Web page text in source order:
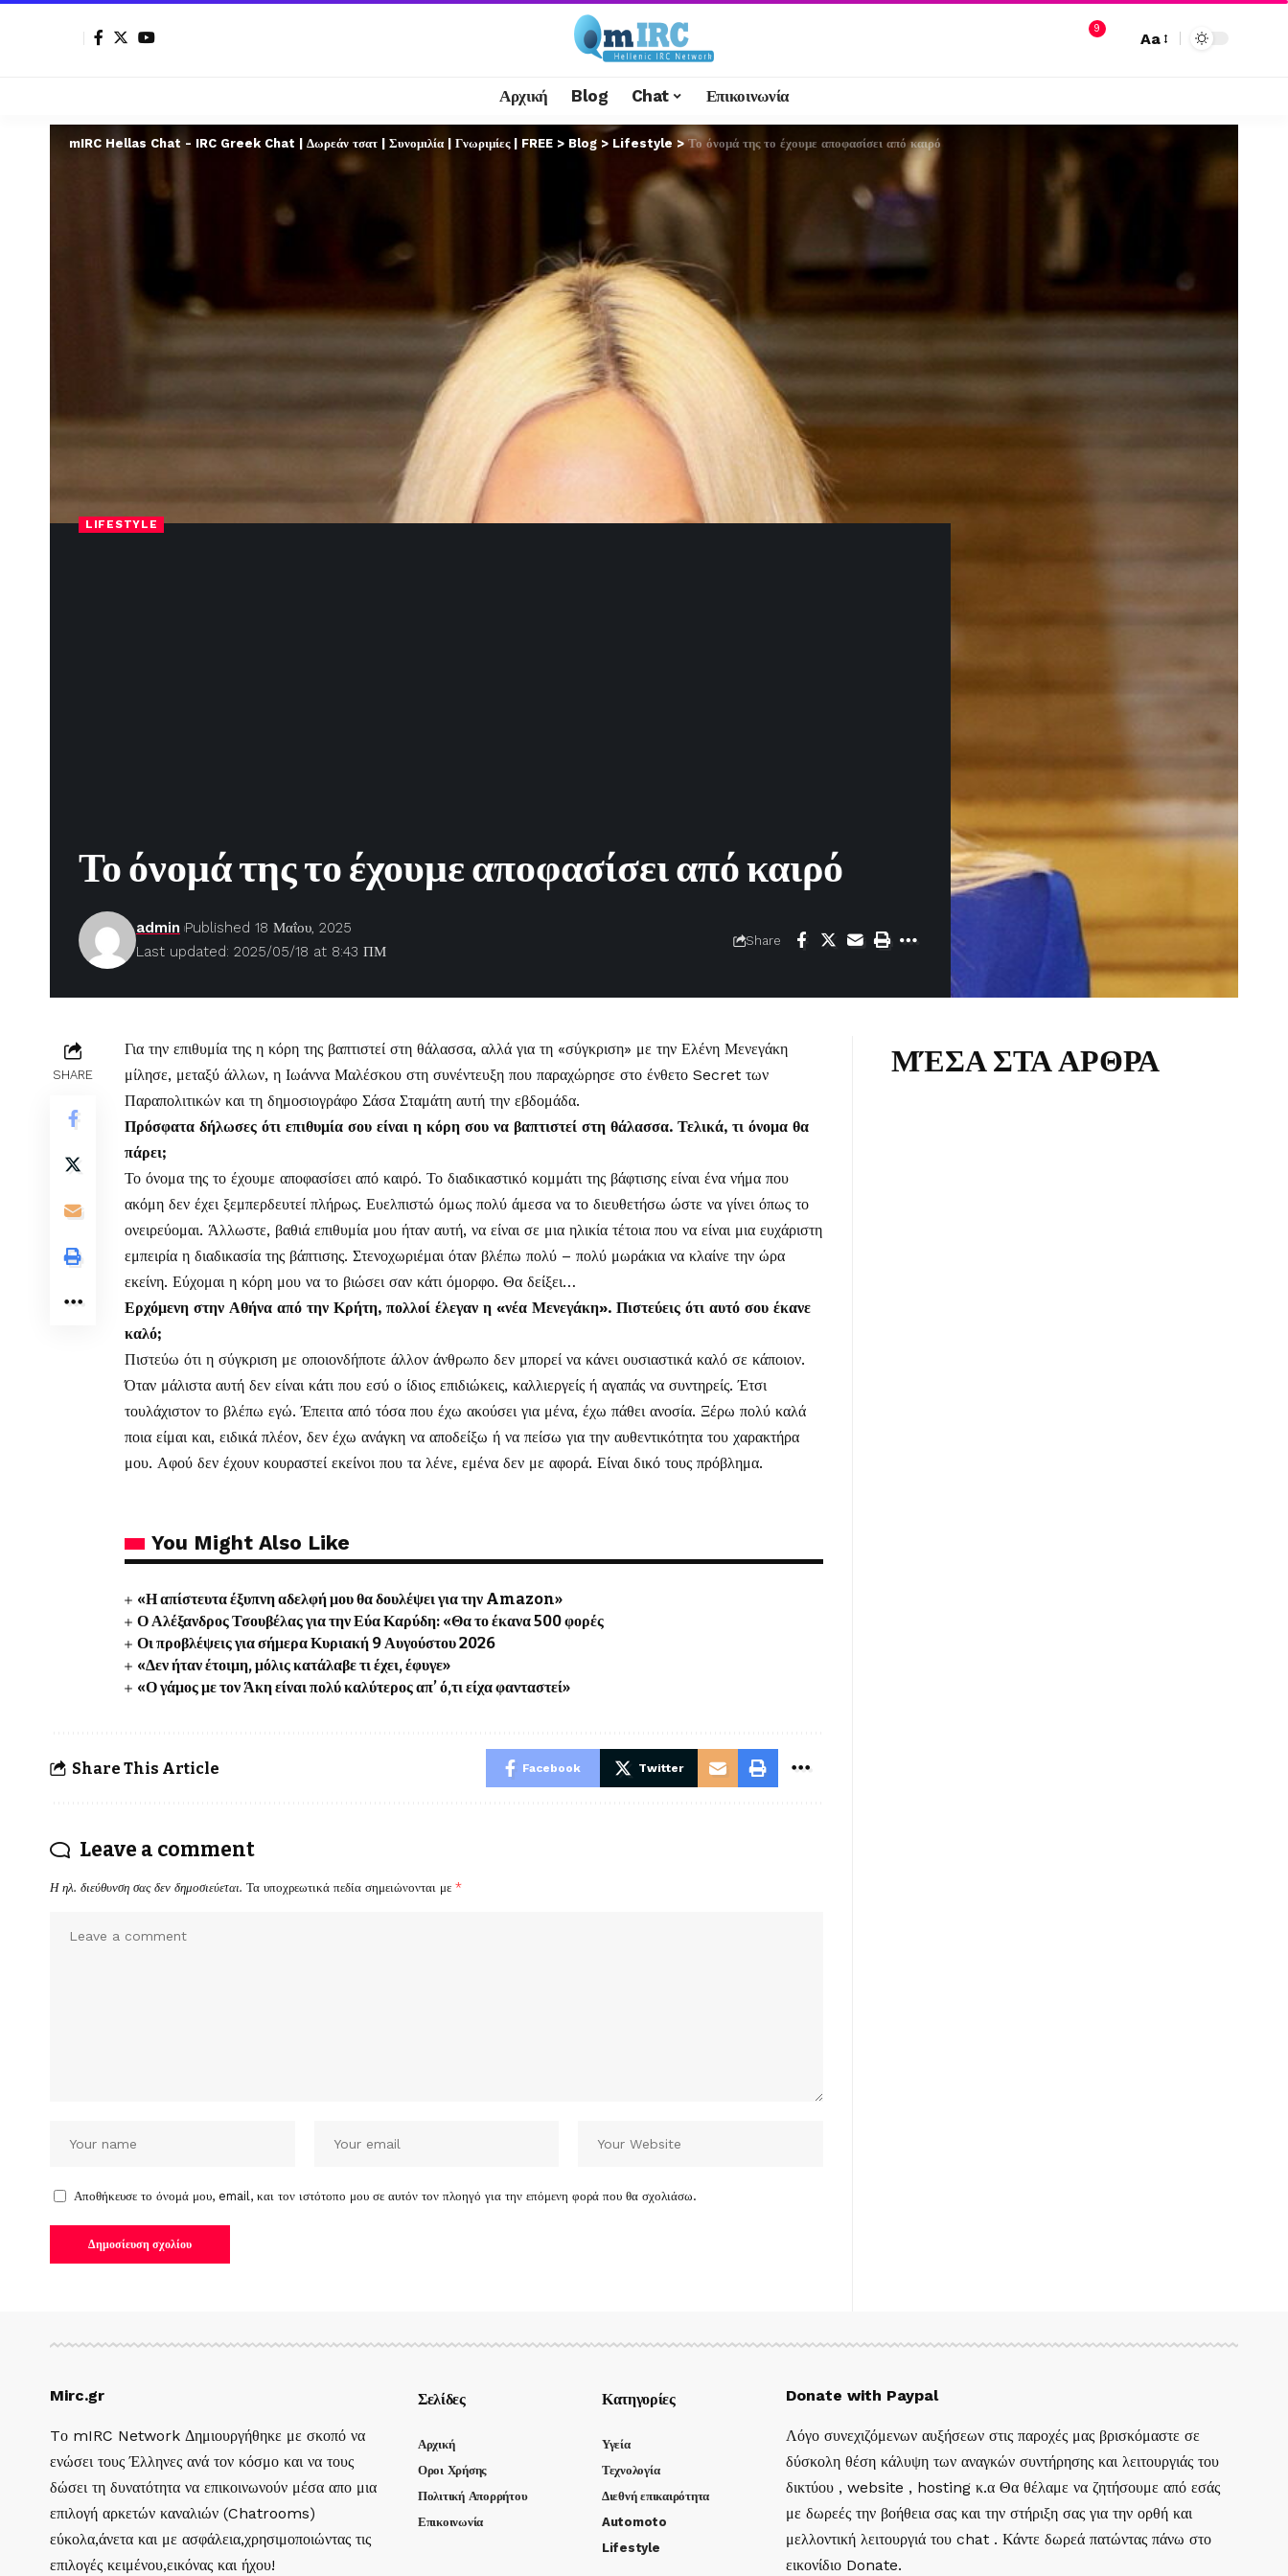
9
Aa
Αρχική Blog Chat Επικοινωνία
mIRC Hellas Chat - IRC Greek Chat | Δωρεάν τσατ | Συνομιλία | Γνωριμίες | FREE > Blog > Lifestyle >Το όνομά της το έχουμε αποφασίσει από καιρό
LIFESTYLE
Το όνομά της το έχουμε αποφασίσει από καιρό
Last updated: 2025/05/18 at 8:43 ΠΜ
admin Published 18 Μαΐου, 2025
Share
SHARE
Για την επιθυμία της η κόρη της βαπτιστεί στη θάλασσα, αλλά για τη «σύγκριση» με την Ελένη Μενεγάκη
μίλησε, μεταξύ άλλων, η Ιωάννα Μαλέσκου στη συνέντευξη που παραχώρησε στο ένθετο Secret των
Παραπολιτικών και τη δημοσιογράφο Σάσα Σταμάτη αυτή την εβδομάδα.
Πρόσφατα δήλωσες ότι επιθυμία σου είναι η κόρη σου να βαπτιστεί στη θάλασσα. Τελικά, τι όνομα θα
πάρει;
Το όνομα της το έχουμε αποφασίσει από καιρό. Το διαδικαστικό κομμάτι της βάφτισης είναι ένα νήμα που
ακόμη δεν έχει ξεμπερδευτεί πλήρως. Ευελπιστώ όμως πολύ άμεσα να το διευθετήσω ώστε να γίνει όπως το
ονειρεύομαι. Άλλωστε, βαθιά επιθυμία μου ήταν αυτή, να είναι σε μια ηλικία τέτοια που να είναι μια ευχάριστη
εμπειρία η διαδικασία της βάπτισης. Στενοχωριέμαι όταν βλέπω πολύ – πολύ μωράκια να κλαίνε την ώρα
εκείνη. Εύχομαι η κόρη μου να το βιώσει σαν κάτι όμορφο. Θα δείξει…
Ερχόμενη στην Αθήνα από την Κρήτη, πολλοί έλεγαν η «νέα Μενεγάκη». Πιστεύεις ότι αυτό σου έκανε
καλό;
Πιστεύω ότι η σύγκριση με οποιονδήποτε άλλον άνθρωπο δεν μπορεί να κάνει ουσιαστικά καλό σε κάποιον.
Όταν μάλιστα αυτή δεν είναι κάτι που εσύ ο ίδιος επιδιώκεις, καλλιεργείς ή αγαπάς να συντηρείς. Έτσι
τουλάχιστον το βλέπω εγώ. Έπειτα από τόσα που έχω ακούσει για μένα, έχω πάθει ανοσία. Ξέρω πολύ καλά
ποια είμαι και, ειδικά πλέον, δεν έχω ανάγκη να αποδείξω ή να πείσω για την αυθεντικότητα του χαρακτήρα
μου. Αφού δεν έχουν κουραστεί εκείνοι που τα λένε, εμένα δεν με αφορά. Είναι δικό τους πρόβλημα.
You Might Also Like
«Η απίστευτα έξυπνη αδελφή μου θα δουλέψει για την Amazon»
Ο Αλέξανδρος Τσουβέλας για την Εύα Καρύδη: «Θα το έκανα 500 φορές
Οι προβλέψεις για σήμερα Κυριακή 9 Αυγούστου 2026
«Δεν ήταν έτοιμη, μόλις κατάλαβε τι έχει, έφυγε»
«Ο γάμος με τον Άκη είναι πολύ καλύτερος απ’ ό,τι είχα φανταστεί»
Share This Article Facebook Twitter
Leave a comment
Η ηλ. διεύθυνση σας δεν δημοσιεύεται. Τα υποχρεωτικά πεδία σημειώνονται με *
Αποθήκευσε το όνομά μου, email, και τον ιστότοπο μου σε αυτόν τον πλοηγό για την επόμενη φορά που θα σχολιάσω.
ΜΈΣΑ ΣΤΑ ΑΡΘΡΑ
Mirc.gr
Tο mIRC Network Δημιουργήθηκε με σκοπό να
ενώσει τους Έλληνες ανά τον κόσμο και να τους
δώσει τη δυνατότητα να επικοινωνούν μέσα απο μια
επιλογή αρκετών καναλιών (Chatrooms)
εύκολα,άνετα και με ασφάλεια,χρησιμοποιώντας τις
επιλογές κειμένου,εικόνας και ήχου!
Σελίδες
Αρχική
Οροι Χρήσης
Πολιτική Απορρήτου
Επικοινωνία
Κατηγορίες
Υγεία
Τεχνολογία
Διεθνή επικαιρότητα
Automoto
Lifestyle
Donate with Paypal
Λόγο συνεχιζόμενων αυξήσεων στις παροχές μας βρισκόμαστε σε
δύσκολη θέση κάλυψη των αναγκών συντήρησης και λειτουργιάς του
δικτύου , website , hosting κ.α Θα θέλαμε να ζητήσουμε από εσάς
με δωρεές την βοήθεια σας και την στήριξη σας για την ορθή και
μελλοντική λειτουργιά του chat . Κάντε δωρεά πατώντας πάνω στο
εικονίδιο Donate.